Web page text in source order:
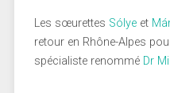
Les sœurettes Sólyeet
retour en Rhône-Alpes
spécialiste renommé Dr